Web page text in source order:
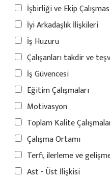
İşbirliği ve Ekip
İyi Arkadaşlık İlişkileri
İş Huzuru
Çalışanları takdir ve
İş Güvencesi
Eğitim Çalışmaları
Motivasyon
Toplam Kalite
Çalışma Ortamı
Terfi, ilerleme ve
Ast - Üst İlişkisi